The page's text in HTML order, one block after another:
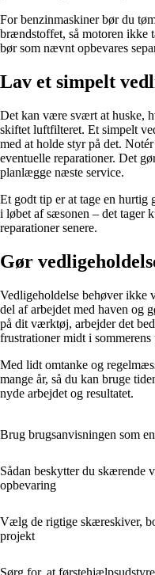
For benzinmaskiner bør du
brændstoffet, så motoren ikke
bør som nævnt opbevares
Lav et simpelt
Det kan være svært at huske,
skiftet luftfilteret. Et simpelt
med at holde styr på det.
eventuelle reparationer. Det
planlægge næste service.
Et godt tip er at tage en hurtig
i løbet af sæsonen – det tager
reparationer senere.
Gør
Vedligeholdelse behøver ikke
del af arbejdet med haven og
på dit værktøj, arbejder det
frustrationer midt i sommerens
Med lidt omtanke og
mange år, så du kan bruge
nyde arbejdet og resultatet.
Brug brugsanvisningen som
Sådan beskytter du skærende
opbevaring
Vælg de rigtige skæreskiver,
projekt
Sørg for, at